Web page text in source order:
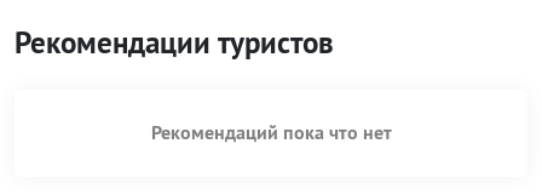
Рекомендации туристов
Рекомендаций пока что нет